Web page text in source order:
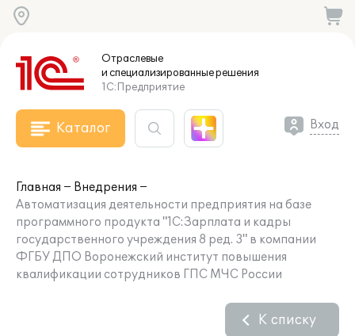
Отраслевые
и специализированныерешения
1С:Предприятие
Каталог Вход
Главная
Внедрения
Автоматизация деятельности предприятия на базе
программного продукта "1С:Зарплата и кадры
государственного учреждения 8 ред. 3" в компании
ФГБУ ДПО Воронежский институт повышения
квалификации сотрудников ГПС МЧС России
К списку